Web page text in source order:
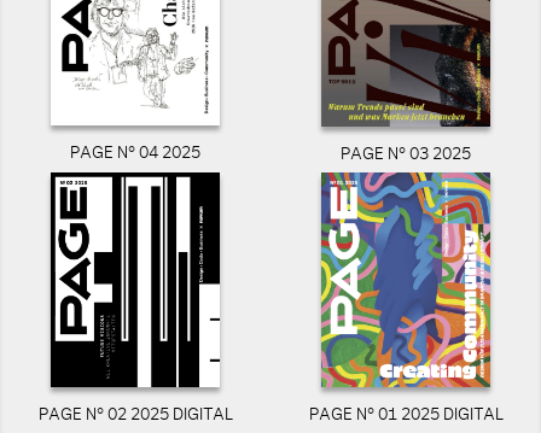
PAGE N° 04 2025 PAGE N° 03 2025
PAGE N° 02 2025 DIGITAL PAGE N° 01 2025 DIGITAL